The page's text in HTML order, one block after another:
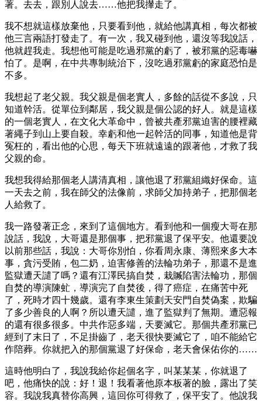
著。去去，跟別人說去……他把我攆走了。
我不想就這樣放棄他，只要看到他，就給他講真相，每次都被
他三言兩語打發走了。有一次，我又碰到他，還沒等我說話，
他就趕我走。我想他可能是吃過邪黨的虧了，被邪黨的惡毒嚇
怕了。是啊，在中共專制統治下，沒吃過邪黨虧的家庭恐怕是
不多。
我想起了老父親。我父親是個老實人，多餘的話從不多說，只
知道幹活。從單位到鄰居，我父親是個公認的好人。就是這樣
的一個老實人，在文化大革命中，曾被共產邪黨迫害的腰裡藏
著繩子到山上要自殺。幸虧和他一起幹活的同事，知道他是背
冤枉的，看出他的心思，每天下班就遠遠的跟著他，才救了我
父親的命。
我想我得給那個老人講清真相，讓他退了邪黨組織好保命。這
一天去之前，我在師父的法像前，求師父加持弟子，把那個老
人給救了。
我一路發著正念，來到了這個地方。看到他和一個瘦大哥在那
說話，我說，大哥還是那個事，把邪黨退了保平安。他還要說
以前那些話，我說：大哥你別怕，你看周永康、薄熙來多大本
事，貪污受賄，包二奶，迫害修善的法輪功弟子，那還不是進
監獄遭天譴了嗎？還有江澤民搞自焚，栽贓陷害法輪功，那個
自焚的導演陳虻，導演完了自焚後，得了癌症，在痛苦中死
了，死時才四十幾歲。還有李東生策劃天安門自焚偽案，欺騙
了多少善良的人啊？所以遭天譴，進了監獄判了無期。遭惡報
的還有很多很多。中共作惡多端，天要滅它。那個共產邪黨已
經到了末日了，不足掛齒了，老天很快要滅它了，咱不能給它
作陪葬。你就把入的那個黨退了好保命，老天會保佑你的……
這時他明白了，我說我給你起個名字，叫某某某，你就退了
吧，他痛快的說：好！退！我看著他原本板著的臉，露出了笑
容。我說我真替你高興，這回你可得救了，保平安了。他說我